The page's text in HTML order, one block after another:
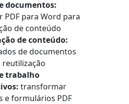
documentos:
PDF para Word para
de conteúdo
de conteúdo:
de documentos
reutilização
trabalho
transformar
e formulários PDF